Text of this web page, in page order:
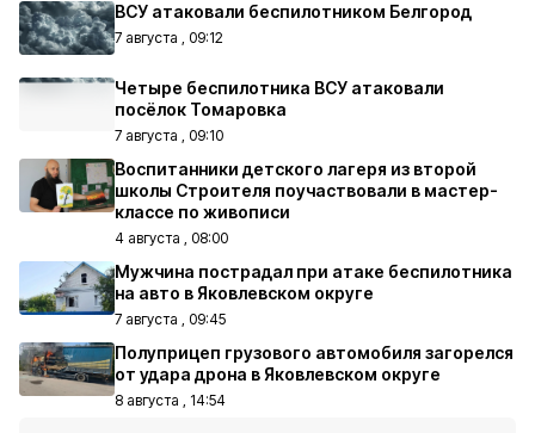
ВСУ атаковали беспилотником Белгород
7 августа , 09:12
Четыре беспилотника ВСУ атаковали
посёлок Томаровка
7 августа , 09:10
Воспитанники детского лагеря из второй
школы Строителя поучаствовали в мастер-
классе по живописи
4 августа , 08:00
Мужчина пострадал при атаке беспилотника
на авто в Яковлевском округе
7 августа , 09:45
Полуприцеп грузового автомобиля загорелся
от удара дрона в Яковлевском округе
8 августа , 14:54